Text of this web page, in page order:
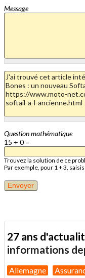
Message
Question mathématique
15 + 0 =
Trouvez la solution de ce
Par exemple, pour 1 + 3,
27 ans
informations
Allemagne